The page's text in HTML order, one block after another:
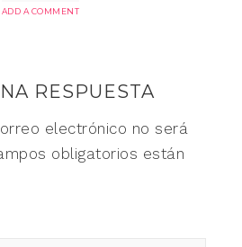
ADD A COMMENT
RESPUESTA
electrónico no será
obligatorios están